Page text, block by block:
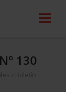
130
Boletín